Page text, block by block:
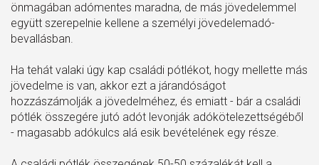
önmagában adómentes maradna, de más jövedelemmel
együtt szerepelnie kellene a személyi jövedelemadó-
bevallásban.
Ha tehát valaki úgy kap családi pótlékot, hogy mellette más
jövedelme is van, akkor ezt a járandóságot
hozzászámolják a jövedelméhez, és emiatt - bár a családi
pótlék összegére jutó adót levonják adókötelezettségéből
- magasabb adókulcs alá esik bevételének egy része.